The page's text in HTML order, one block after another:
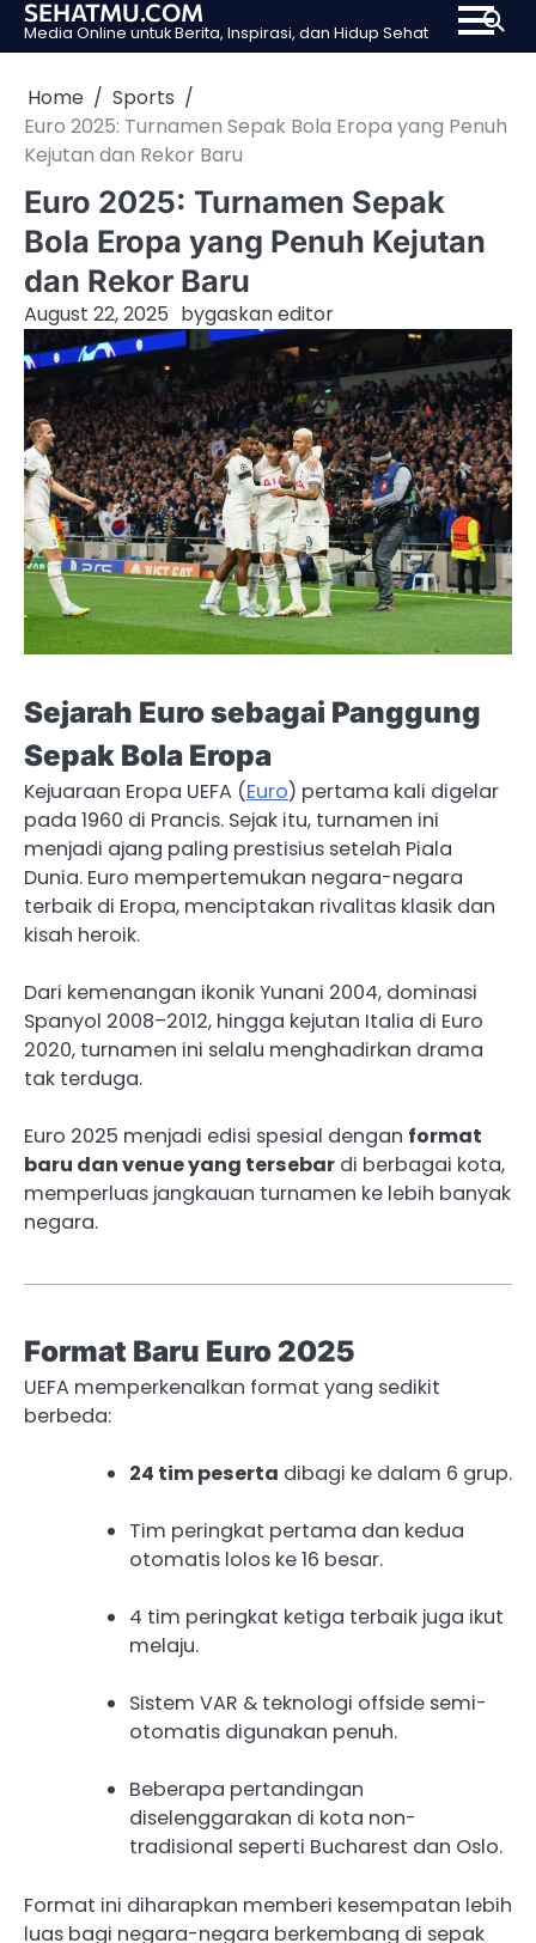
SkipSEHATMU.COM
Media Online untuk Berita, Inspirasi, dan Hidup Sehat
Home
Sports
Euro 2025: Turnamen Sepak Bola Eropa yang Penuh
Kejutan dan Rekor Baru
Euro 2025: Turnamen Sepak
Bola Eropa yang Penuh Kejutan
dan Rekor Baru
August 22, 2025 bygaskan editor
Sejarah Euro sebagai Panggung
Sepak Bola Eropa
Kejuaraan Eropa UEFA (Euro) pertama kali digelar
pada 1960 di Prancis. Sejak itu, turnamen ini
menjadi ajang paling prestisius setelah Piala
Dunia. Euro mempertemukan negara-negara
terbaik di Eropa, menciptakan rivalitas klasik dan
kisah heroik.
Dari kemenangan ikonik Yunani 2004, dominasi
Spanyol 2008–2012, hingga kejutan Italia di Euro
2020, turnamen ini selalu menghadirkan drama
tak terduga.
Euro 2025 menjadi edisi spesial dengan format
baru dan venue yang tersebar di berbagai kota,
memperluas jangkauan turnamen ke lebih banyak
negara.
Format Baru Euro 2025
UEFA memperkenalkan format yang sedikit
berbeda:
24 tim peserta dibagi ke dalam 6 grup.
Tim peringkat pertama dan kedua
otomatis lolos ke 16 besar.
4 tim peringkat ketiga terbaik juga ikut
melaju.
Sistem VAR & teknologi offside semi-
otomatis digunakan penuh.
Beberapa pertandingan
diselenggarakan di kota non-
tradisional seperti Bucharest dan Oslo.
Format ini diharapkan memberi kesempatan lebih
luas bagi negara-negara berkembang di sepak